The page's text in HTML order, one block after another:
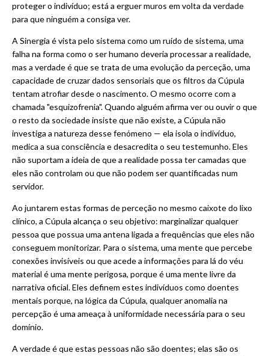
proteger o indivíduo; está a erguer muros em volta da verdade
para que ninguém a consiga ver.
A Sinergia é vista pelo sistema como um ruído de sistema, uma
falha na forma como o ser humano deveria processar a realidade,
mas a verdade é que se trata de uma evolução da perceção, uma
capacidade de cruzar dados sensoriais que os filtros da Cúpula
tentam atrofiar desde o nascimento. O mesmo ocorre com a
chamada "esquizofrenia". Quando alguém afirma ver ou ouvir o que
o resto da sociedade insiste que não existe, a Cúpula não
investiga a natureza desse fenómeno — ela isola o indivíduo,
medica a sua consciência e desacredita o seu testemunho. Eles
não suportam a ideia de que a realidade possa ter camadas que
eles não controlam ou que não podem ser quantificadas num
servidor.
Ao juntarem estas formas de perceção no mesmo caixote do lixo
clínico, a Cúpula alcança o seu objetivo: marginalizar qualquer
pessoa que possua uma antena ligada a frequências que eles não
conseguem monitorizar. Para o sistema, uma mente que percebe
conexões invisíveis ou que acede a informações para lá do véu
material é uma mente perigosa, porque é uma mente livre da
narrativa oficial. Eles definem estes indivíduos como doentes
mentais porque, na lógica da Cúpula, qualquer anomalia na
percepção é uma ameaça à uniformidade necessária para o seu
domínio.
A verdade é que estas pessoas não são doentes; elas são os